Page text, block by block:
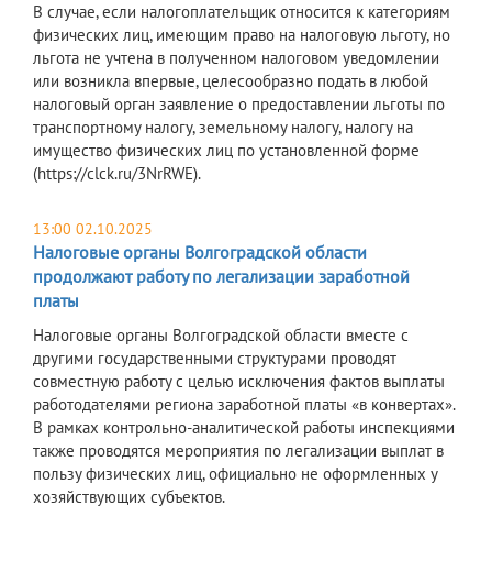
В случае, если налогоплательщик относится к категориям
физических лиц, имеющим право на налоговую льготу, но
льгота не учтена в полученном налоговом уведомлении
или возникла впервые, целесообразно подать в любой
налоговый орган заявление о предоставлении льготы по
транспортному налогу, земельному налогу, налогу на
имущество физических лиц по установленной форме
(https://clck.ru/3NrRWE).
13:00 02.10.2025
Налоговые органы Волгоградской области
продолжают работу по легализации заработной
платы
Налоговые органы Волгоградской области вместе с
другими государственными структурами проводят
совместную работу с целью исключения фактов выплаты
работодателями региона заработной платы «в конвертах».
В рамках контрольно-аналитической работы инспекциями
также проводятся мероприятия по легализации выплат в
пользу физических лиц, официально не оформленных у
хозяйствующих субъектов.